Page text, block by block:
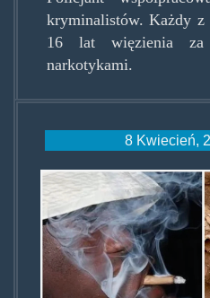
kryminalistów. Każdy z
16 lat więzienia
narkotykami.
8 Kwiecień,
la-
croix-
international-
npr.jpg